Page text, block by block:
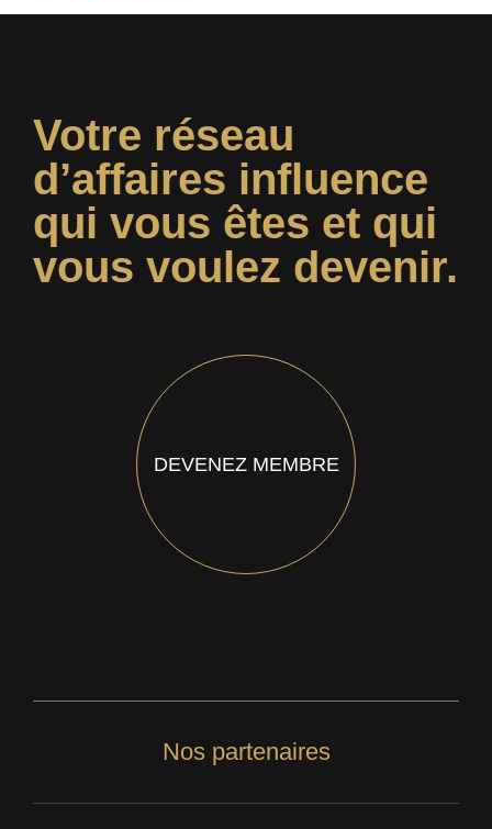
Votre réseau
d’affaires influence
qui vous êtes et qui
vous voulez devenir.
DEVENEZ MEMBRE
Nos partenaires